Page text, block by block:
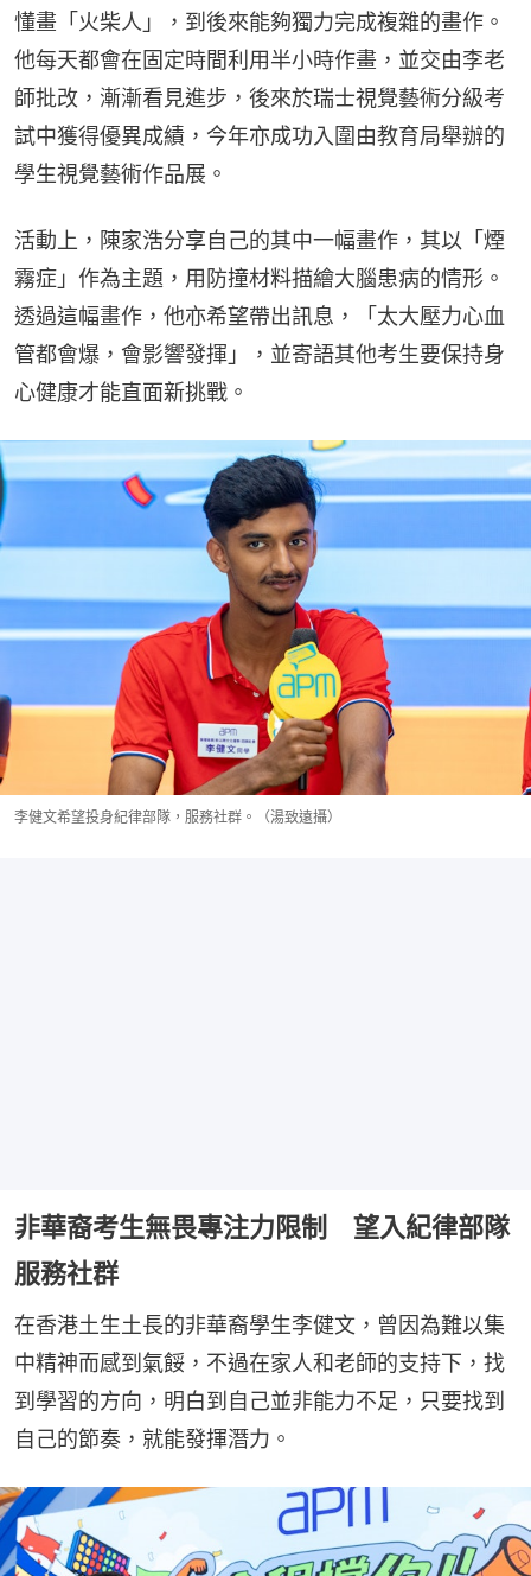
懂畫「火柴人」，到後來能夠獨力完成複雜的畫作。
他每天都會在固定時間利用半小時作畫，並交由李老
師批改，漸漸看見進步，後來於瑞士視覺藝術分級考
試中獲得優異成績，今年亦成功入圍由教育局舉辦的
學生視覺藝術作品展。
活動上，陳家浩分享自己的其中一幅畫作，其以「煙
霧症」作為主題，用防撞材料描繪大腦患病的情形。
透過這幅畫作，他亦希望帶出訊息，「太大壓力心血
管都會爆，會影響發揮」，並寄語其他考生要保持身
心健康才能直面新挑戰。
李健文希望投身紀律部隊，服務社群。（湯致遠攝）
非華裔考生無畏專注力限制 望入紀律部隊
服務社群
在香港土生土長的非華裔學生李健文，曾因為難以集
中精神而感到氣餒，不過在家人和老師的支持下，找
到學習的方向，明白到自己並非能力不足，只要找到
自己的節奏，就能發揮潛力。